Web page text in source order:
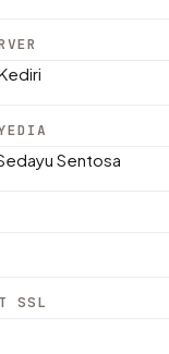
Sentosa
SSL